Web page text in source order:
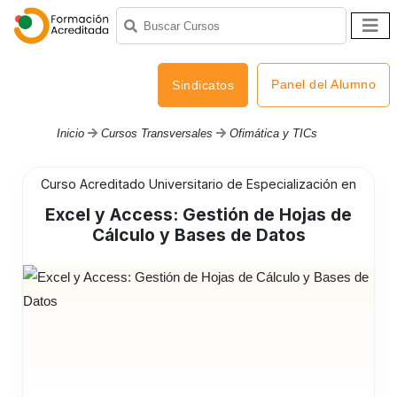
Sindicatos Panel del Alumno
Inicio Cursos Transversales Ofimática y TICs
Curso Acreditado Universitario de Especialización en
Excel y Access: Gestión de Hojas de
Cálculo y Bases de Datos